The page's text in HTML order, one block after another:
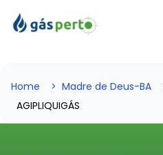
Home Madre de Deus-BA
AGIPLIQUIGÁS